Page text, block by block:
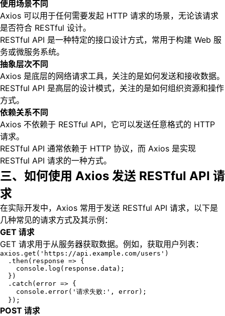
使用场景不同
Axios 可以用于任何需要发起 HTTP 请求的场景，无论该请求
是否符合 RESTful 设计。
RESTful API 是一种特定的接口设计方式，常用于构建 Web 服
务或微服务系统。
抽象层次不同
Axios 是底层的网络请求工具，关注的是如何发送和接收数据。
RESTful API 是高层的设计模式，关注的是如何组织资源和操作
方式。
依赖关系不同
Axios 不依赖于 RESTful API，它可以发送任意格式的 HTTP
请求。
RESTful API 通常依赖于 HTTP 协议，而 Axios 是实现
RESTful API 请求的一种方式。
三、如何使用 Axios 发送 RESTful API 请
求
在实际开发中，Axios 常用于发送 RESTful API 请求，以下是
几种常见的请求方式及其示例：
GET 请求
GET 请求用于从服务器获取数据。例如，获取用户列表：
axios.get('https://api.example.com/users')
.then(response => {
console.log(response.data);
})
.catch(error => {
console.error('请求失败:', error);
});
POST 请求